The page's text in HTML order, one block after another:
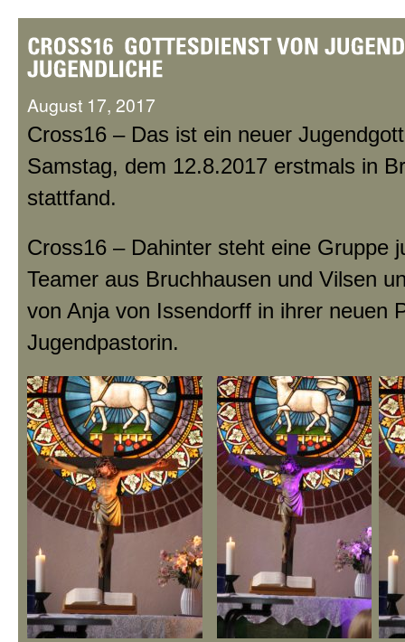
August 17, 2017
Cross16 – Das ist ein neuer
Samstag, dem 12.8.2017 erstmals in
stattfand.
Cross16 – Dahinter steht eine Gruppe
Teamer aus Bruchhausen und Vilsen
von Anja von Issendorff in ihrer neuen
Jugendpastorin.